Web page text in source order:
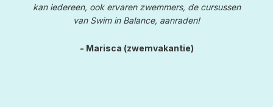
kan iedereen, ook ervaren zwemmers, de cursussen
van Swim in Balance, aanraden!
- Marisca (zwemvakantie)